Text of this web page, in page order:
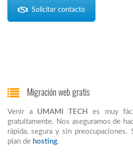
Solicitar contacto
Migración web gratis
Venir a UMAMI TECH
es muy
gratuitamente. Nos aseguramos de
rápida, segura y sin
plan de hosting.